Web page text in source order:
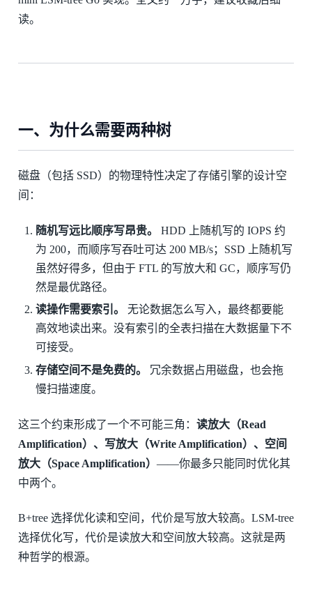
读。
一、为什么需要两种树
磁盘（包括 SSD）的物理特性决定了存储引擎的设计空
间：
随机写远比顺序写昂贵。
HDD 上随机写的 IOPS 约
为 200，而顺序写吞吐可达 200 MB/s；SSD 上随机写
虽然好得多，但由于 FTL 的写放大和 GC，顺序写仍
然是最优路径。
读操作需要索引。
无论数据怎么写入，最终都要能
高效地读出来。没有索引的全表扫描在大数据量下不
可接受。
存储空间不是免费的。
冗余数据占用磁盘，也会拖
慢扫描速度。
这三个约束形成了一个不可能三角： 读放大（Read
Amplification）、写放大（Write Amplification）、空间
放大（Space Amplification） ——你最多只能同时优化其
中两个。
B+tree 选择优化读和空间，代价是写放大较高。LSM-tree
选择优化写，代价是读放大和空间放大较高。这就是两
种哲学的根源。